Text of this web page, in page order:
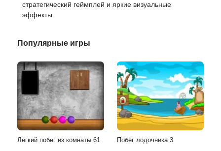
стратегический геймплей и яркие визуальные
эффекты
Популярные игры
Легкий побег из комнаты 61 Побег лодочника 3